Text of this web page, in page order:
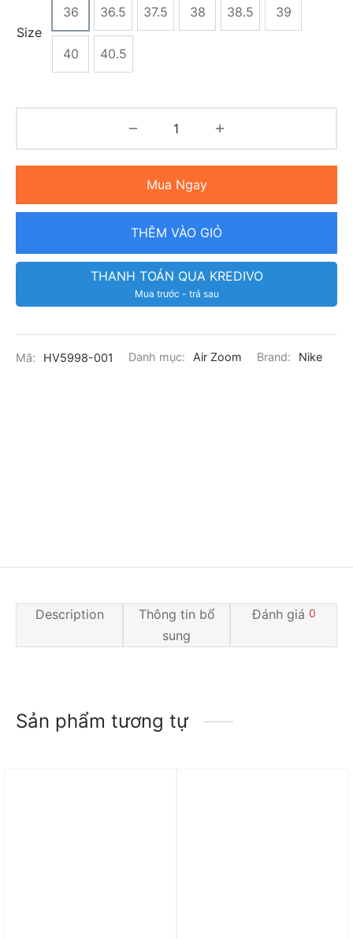
Size
36 36.5 37.5 38 38.5 39
40 40.5
Mua Ngay
THÊM VÀO GIỎ
THANH TOÁN QUA KREDIVO
Mua trước - trả sau
Mã: HV5998-001 Danh mục: Air Zoom Brand: Nike
Description
Thông tin bổ
sung
Đánh giá 0
Sản phẩm tương tự